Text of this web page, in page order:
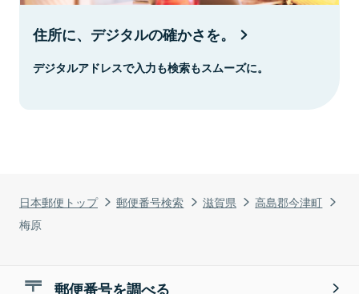
日本郵便トップ 郵便番号検索 滋賀県
高島郡今津町
梅原
住所に、デジタルの確かさを。
デジタルアドレスで入力も検索もスムーズに。
郵便番号を調べる